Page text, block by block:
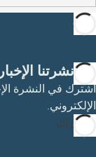
مع نشرتنا
اشترك في النشرة
الإلكتروني.
الاشتراك